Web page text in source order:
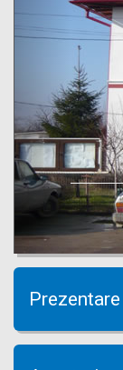
Prezentare